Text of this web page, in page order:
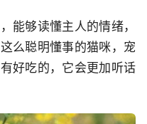
能够读懂主人的情绪，
么聪明懂事的猫咪，宠
好吃的，它会更加听话